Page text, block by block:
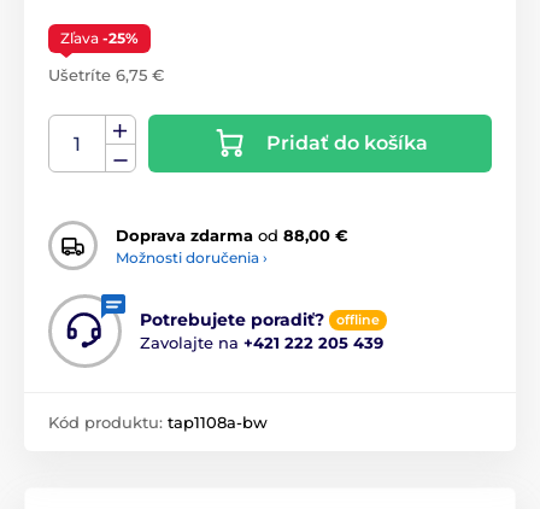
Zľava -25%
Ušetríte 6,75 €
Pridať do košíka
Doprava zdarma od 88,00 €
Možnosti doručenia ›
Potrebujete poradiť? offline
Zavolajte na +421 222 205 439
Kód produktu: tap1108a-bw